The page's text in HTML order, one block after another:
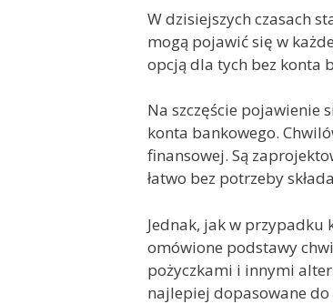
W dzisiejszych czasach
mogą pojawić się w
opcją dla tych bez konta
Na szczęście pojawienie
konta bankowego.
finansowej. Są
łatwo bez potrzeby
Jednak, jak w
omówione podstawy
pożyczkami i innymi
najlepiej dopasowane